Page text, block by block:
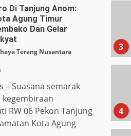
Di Tanjung Anom:
Agung Timur
Dan Gelar
– Suasana semarak
RW 06 Pekon Tanjung
Kota Agung
3
4